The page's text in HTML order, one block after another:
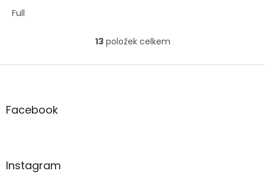
Full
O
l
13položek celkem
Z
aFacebook
Instagram